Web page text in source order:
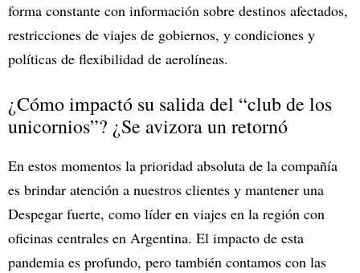
forma constante con información sobre destinos afectados,
restricciones de viajes de gobiernos, y condiciones y
políticas de flexibilidad de aerolíneas.
¿Cómo impactó su salida del “club de los
unicornios”? ¿Se avizora un retornó
En estos momentos la prioridad absoluta de la compañía
es brindar atención a nuestros clientes y mantener una
Despegar fuerte, como líder en viajes en la región con
oficinas centrales en Argentina. El impacto de esta
pandemia es profundo, pero también contamos con las